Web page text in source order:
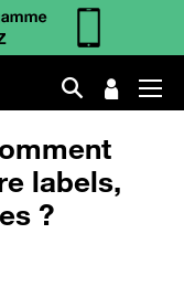
labels,
?